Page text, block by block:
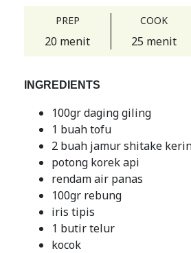
PREP
20 menit
COOK
25 menit
INGREDIENTS
100gr daging giling
1 buah tofu
2 buah jamur shitake
potong korek api
rendam air panas
100gr rebung
iris tipis
1 butir telur
kocok